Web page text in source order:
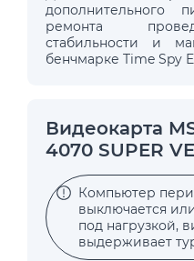
дополнительного
ремонта
стабильности и
бенчмарке Time Spy
Видеокарта
4070 SUPER
Компьютер
выключается
под нагрузкой,
выдерживает